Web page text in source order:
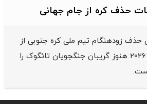
حذف کره از جام جهانی
زودهنگام تیم ملی کره جنوبی از
جام جهانی 2026 هنوز گریبان جنگجویان تائگوک را